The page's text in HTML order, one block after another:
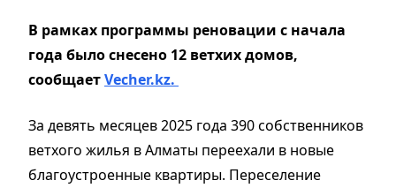
В рамках программы реновации с начала
года было снесено 12 ветхих домов,
сообщаетVecher.kz.
За девять месяцев 2025 года 390 собственников
ветхого жилья в Алматы переехали в новые
благоустроенные квартиры. Переселение